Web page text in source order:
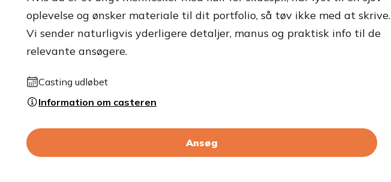
oplevelse og ønsker materiale til dit portfolio, så tøv ikke med at skrive.
Vi sender naturligvis yderligere detaljer, manus og praktisk info til de
relevante ansøgere.
Casting udløbet
Information om casteren
Ansøg